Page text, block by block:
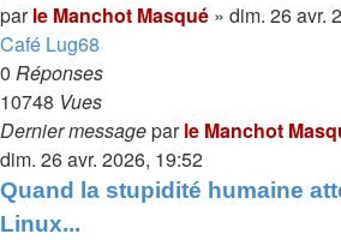
parle Manchot Masqué » dim. 26 avr.
Café Lug68
0 Réponses
10748 Vues
Dernier messageparle Manchot
dim. 26 avr. 2026, 19:52
Quand la stupidité humaine
Linux...